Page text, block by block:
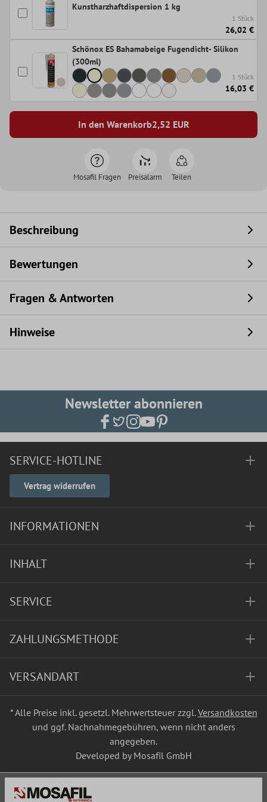
Kunstharzhaftdispersion 1 kg
1 Stück
26,02 €
Schönox ES Bahamabeige Fugendicht- Silikon
(300ml)
1 Stück
16,03 €
In den Warenkorb2,52 EUR
Mosafil Fragen Preisalarm Teilen
Beschreibung
Bewertungen
Fragen & Antworten
Hinweise
Newsletter abonnieren
SERVICE-HOTLINE
Vertrag widerrufen
INFORMATIONEN
INHALT
SERVICE
ZAHLUNGSMETHODE
VERSANDART
* Alle Preise inkl. gesetzl. Mehrwertsteuer zzgl.Versandkosten
und ggf. Nachnahmegebühren, wenn nicht anders
angegeben.
Developed by Mosafil GmbH